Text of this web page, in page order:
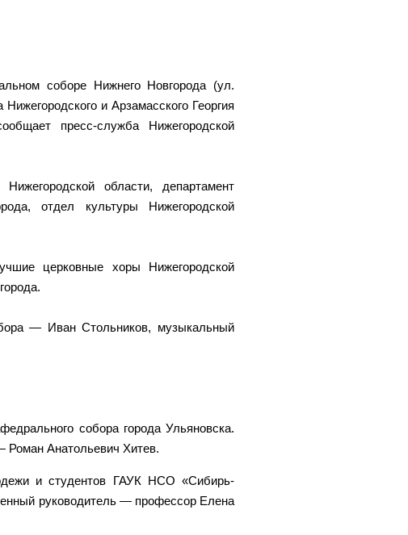
соборе Нижнего Новгорода (ул.
и Арзамасского Георгия
пресс-служба Нижегородской
области, департамент
отдел культуры Нижегородской
церковные хоры Нижегородской
— Иван Стольников, музыкальный
собора города Ульяновска.
Роман Анатольевич Хитев.
и студентов ГАУК НСО «Сибирь-
руководитель — профессор Елена